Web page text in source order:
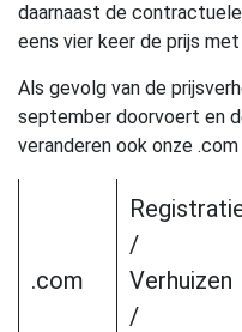
daarnaast de
eens vier keer de prijs
Als gevolg van de
september doorvoert en
veranderen ook onze
.com
/
Verhuizen
/